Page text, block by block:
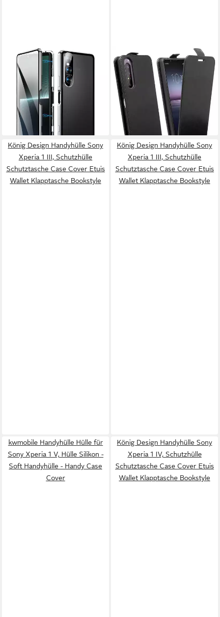
WIGENTO
Handyhülle Für Sony Xperia 1
V Beidseitiger 360 Grad
Magnet Glas Hülle Bumper
23,95 €
lieferbar - in 2-3 Werktagen bei dir
COFI1453
Handyhülle Flip Case für Sony
Xperia 1 II, Schutzhülle Handy
Flip Cover Klapptasche
Schwarz
8,95 €
lieferbar - in 4-5 Werktagen bei dir
König Design Handyhülle Sony
Xperia 1 III, Schutzhülle
Schutztasche Case Cover Etuis
Wallet Klapptasche Bookstyle
König Design Handyhülle Sony
Xperia 1 III, Schutzhülle
Schutztasche Case Cover Etuis
Wallet Klapptasche Bookstyle
kwmobile Handyhülle Hülle für
Sony Xperia 1 V, Hülle Silikon -
Soft Handyhülle - Handy Case
Cover
König Design Handyhülle Sony
Xperia 1 IV, Schutzhülle
Schutztasche Case Cover Etuis
Wallet Klapptasche Bookstyle